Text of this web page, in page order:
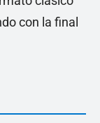
con la final